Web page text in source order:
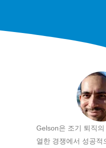
Gelson은 조기 퇴직
열한 경쟁에서 성공적